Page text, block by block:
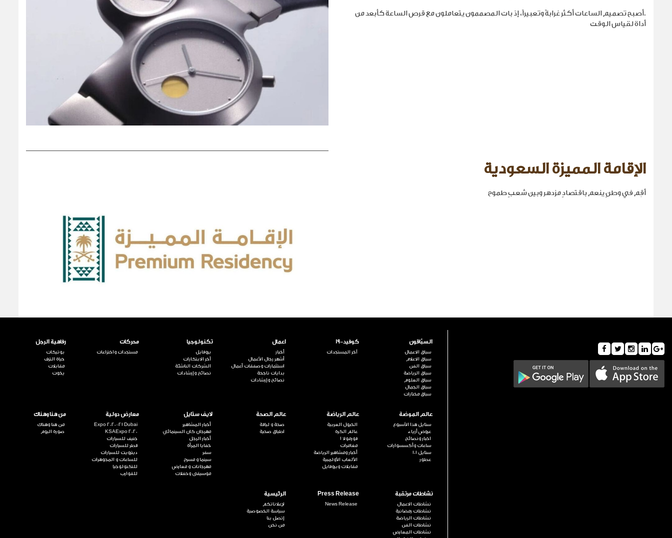
.أصبح تصميم الساعات أكثر غرابةً وتعبيراً، إذ بات المصممون يتعاملون مع قرص الساعة كأبعد من
أداة لقياس الوقت
الإقامة المميزة السعودية
أقِم في وطنٍ ينعم باقتصادٍ مزدهر وبين شعبٍ طموح
السبّاقون
سباق الاعمال
سباق الاعلام
سباق الفن
سباق الرياضة
سباق العلوم
سباق الجمال
سباق مختارات
كوفيد-19
آخر المستجدات
اعمال
أخبار
أشهر رجال الأعمال
استثمارات وصفقات أعمال
بدايات ناجحة
نصائح وإرشادات
تكنولوجيا
بروفايل
آخر الابتكارات
الشركات الناشئة
نصائح وإرشادات
محركات
مستجدات واختراعات
رفاهية الرجل
بوتيكات
حياة الترف
مقابلات
يخوت
عالم الموضة
ستايل هذا الأسبوع
عروض أزياء
اخبار ونصائح
ساعات وأكسسوارات
ستايل 101
عطور
عالم الرياضة
الخيول العربية
عالم الكرة
فورمولا 1
مغامرات
أخبار ومشاهير الرياضة
الألعاب الأولمبية
مقابلات وبروفايل
عالم الصحة
صحة و لياقة
اطباق صحية
لايف ستايل
أخبار المشاهير
مهرجان كان السينمائي
أخبار الرجل
خفايا المرأة
سفر
سينما و مسرح
مهرجانات و معارض
موسيقى وحفلات
معارض دولية
Expo 2020-21 Dubai
KSAExpo 2020
جنيف للسيارات
قطر للسيارات
ديترويت للسيارات
للساعات و المجوهرات
للتكنولوجيا
للقوارب
من هنا وهناك
من هنا وهناك
صورة اليوم
نشاطات مرتقبة
نشاطات الاعمال
نشاطات رمضانية
نشاطات الرياضة
نشاطات الفن
نشاطات المعارض
Press Release
News Release
الرئيسية
لإعلاناتكم
سياسة الخصوصية
إتصل بنا
من نحن